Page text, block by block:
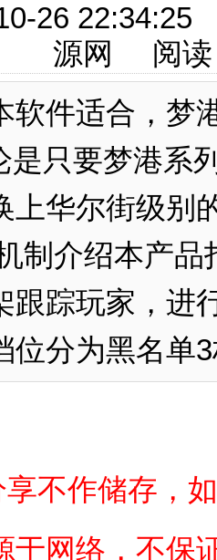
26
源网 阅读
软件适合，梦
是只要梦港系
上华尔街级别
制介绍本产
跟踪玩家，进
位分为黑名单
不作储存，
于网络，不保